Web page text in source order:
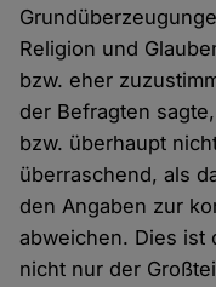
Religion und
bzw. eher
der Befragten
bzw. überhaupt
überraschend, als
den Angaben zur
abweichen. Dies ist
nicht nur der